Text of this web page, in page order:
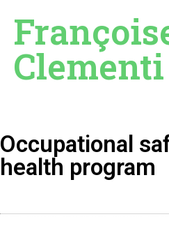
Clementi
Occupational
health program